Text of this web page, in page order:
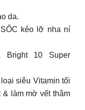
da.
kẻo lỡ nha ní
Bright 10 Super
siêu Vitamin tối
làm mờ vết thâm